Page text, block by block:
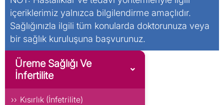
içeriklerimiz yalnızca bilgilendirme amaçlıdır.
Sağlığınızla ilgili tüm konularda doktorunuza veya
bir sağlık kuruluşuna başvurunuz.
Üreme Sağlığı Ve
İnfertilite
Kısırlık (İnfetrilite)